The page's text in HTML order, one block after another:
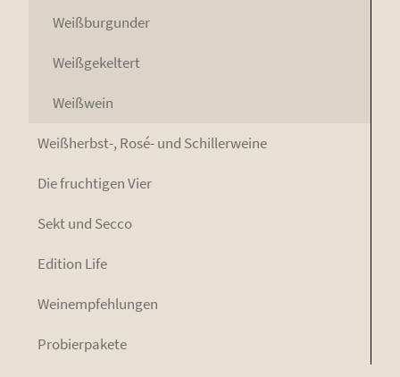
Weiß­bur­gun­der
Weiß­ge­kel­tert
Weiß­wein
Weiß­herbst-, Rosé- und Schillerweine
Die fruch­ti­gen Vier
Sekt und Secco
Edi­ti­on Life
Wein­emp­feh­lun­gen
Pro­bier­pa­ke­te